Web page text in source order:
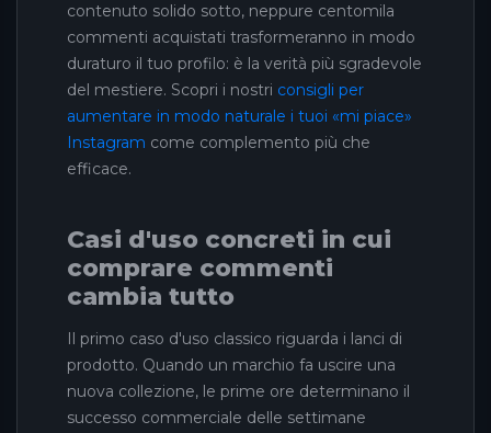
contenuto solido sotto, neppure centomila
commenti acquistati trasformeranno in modo
duraturo il tuo profilo: è la verità più sgradevole
del mestiere. Scopri i nostri consigli per
aumentare in modo naturale i tuoi «mi piace»
Instagram come complemento più che
efficace.
Casi d'uso concreti in cui
comprare commenti
cambia tutto
Il primo caso d'uso classico riguarda i lanci di
prodotto. Quando un marchio fa uscire una
nuova collezione, le prime ore determinano il
successo commerciale delle settimane